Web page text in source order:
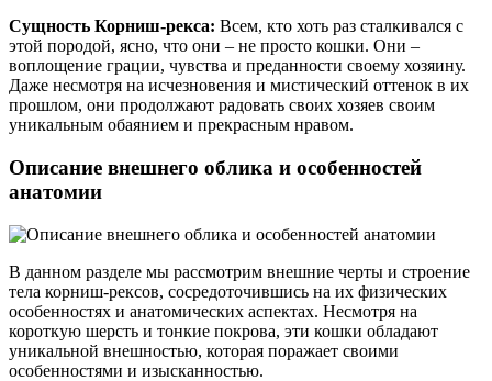
Сущность Корниш-рекса: Всем, кто хоть раз сталкивался с
этой породой, ясно, что они – не просто кошки. Они –
воплощение грации, чувства и преданности своему хозяину.
Даже несмотря на исчезновения и мистический оттенок в их
прошлом, они продолжают радовать своих хозяев своим
уникальным обаянием и прекрасным нравом.
Описание внешнего облика и особенностей
анатомии
В данном разделе мы рассмотрим внешние черты и строение
тела корниш-рексов, сосредоточившись на их физических
особенностях и анатомических аспектах. Несмотря на
короткую шерсть и тонкие покрова, эти кошки обладают
уникальной внешностью, которая поражает своими
особенностями и изысканностью.